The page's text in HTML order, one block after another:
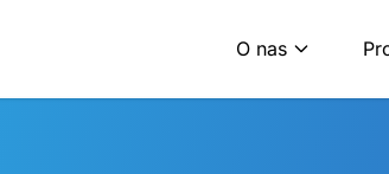
O nas